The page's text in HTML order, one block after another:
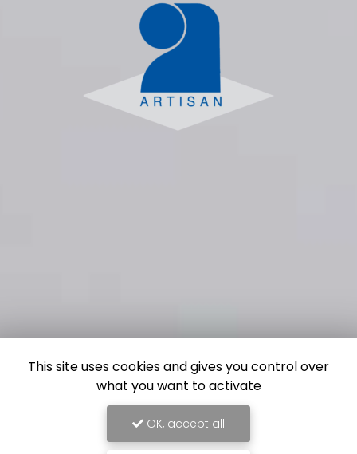
This site uses cookies and gives you control over
what you want to activate
OK, accept all